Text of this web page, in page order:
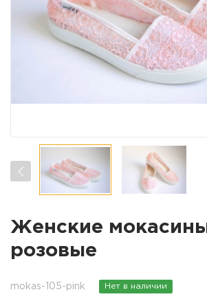
Женские
розовые
mokas-105-pink Нет в наличии